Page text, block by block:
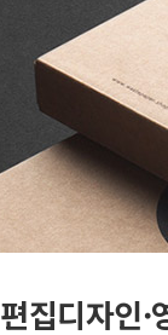
편집디자인·